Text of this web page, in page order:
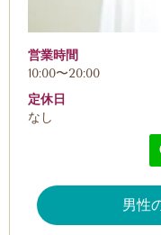
営業時間
10:00〜20:00
定休日
なし
男性